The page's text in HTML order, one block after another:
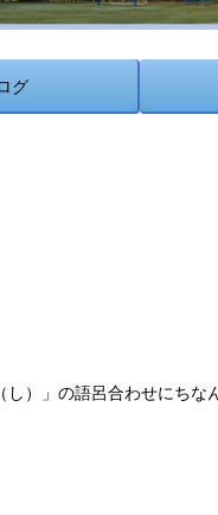
グ
）」の語呂合わせにちな